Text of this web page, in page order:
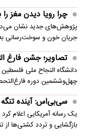
چرا رویا دیدن مغز
جریان خون و سوخت‌رسانی
تصاویر؛ جشن فارغ
دانشگاه النجاح ملی
چهل‌وششمین دوره
سی‌بی‌اس: آینده
یک رسانه آمریکایی اعلام
بازگشایی و تردد کشتی‌ها از